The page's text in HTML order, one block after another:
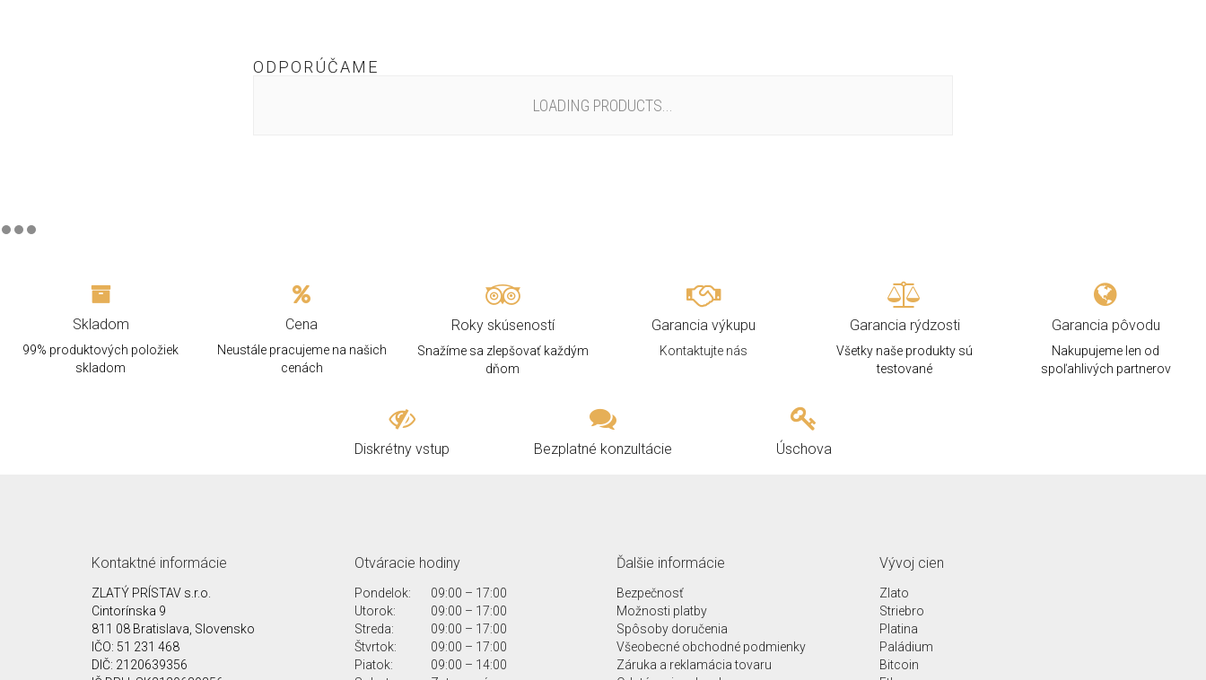
ODPORÚČAME
LOADING PRODUCTS...
Skladom
99% produktových položiek
skladom
Cena
Neustále pracujeme na našich
cenách
Roky skúseností
Snažíme sa zlepšovať každým
dňom
Garancia výkupu
Kontaktujte nás
Garancia rýdzosti
Všetky naše produkty sú
testované
Garancia pôvodu
Nakupujeme len od
spoľahlivých partnerov
Diskrétny vstup Bezplatné konzultácie Úschova
Kontaktné informácie
ZLATÝ PRÍSTAV s.r.o.
Cintorínska 9
811 08 Bratislava, Slovensko
IČO: 51 231 468
DIČ: 2120639356
Otváracie hodiny
Pondelok:
09:00 – 17:00
Utorok:
09:00 – 17:00
Streda:
09:00 – 17:00
Štvrtok:
09:00 – 17:00
Piatok:
09:00 – 14:00
Ďalšie informácie
Bezpečnosť
Možnosti platby
Spôsoby doručenia
Všeobecné obchodné podmienky
Záruka a reklamácia tovaru
Vývoj cien
Zlato
Striebro
Platina
Paládium
Bitcoin